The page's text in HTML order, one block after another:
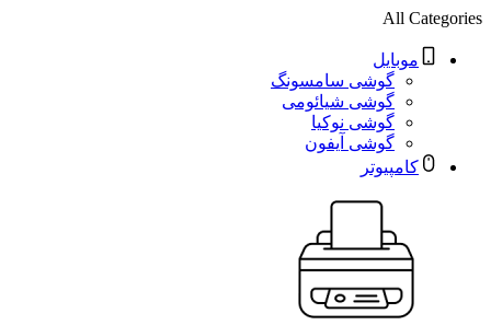
All Categories
موبایل
گوشی سامسونگ
گوشی شیائومی
گوشی نوکیا
گوشی آیفون
کامپیوتر